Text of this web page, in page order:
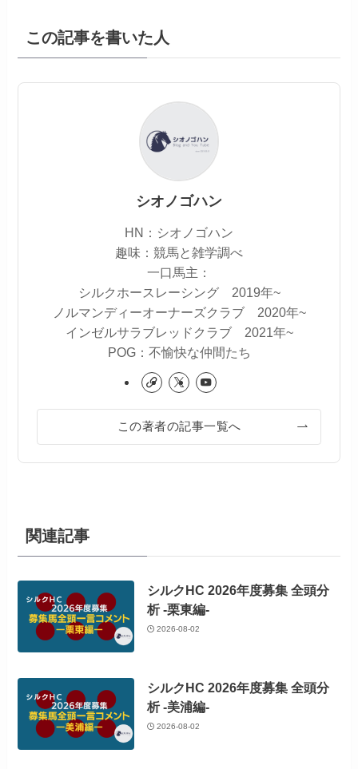
この記事を書いた人
シオノゴハン
HN：シオノゴハン
趣味：競馬と雑学調べ
一口馬主：
シルクホースレーシング 2019年~
ノルマンディーオーナーズクラブ 2020年~
インゼルサラブレッドクラブ 2021年~
POG：不愉快な仲間たち
この著者の記事一覧へ
関連記事
シルクHC 2026年度募集 全頭分
析 -栗東編-
2026-08-02
シルクHC 2026年度募集 全頭分
析 -美浦編-
2026-08-02